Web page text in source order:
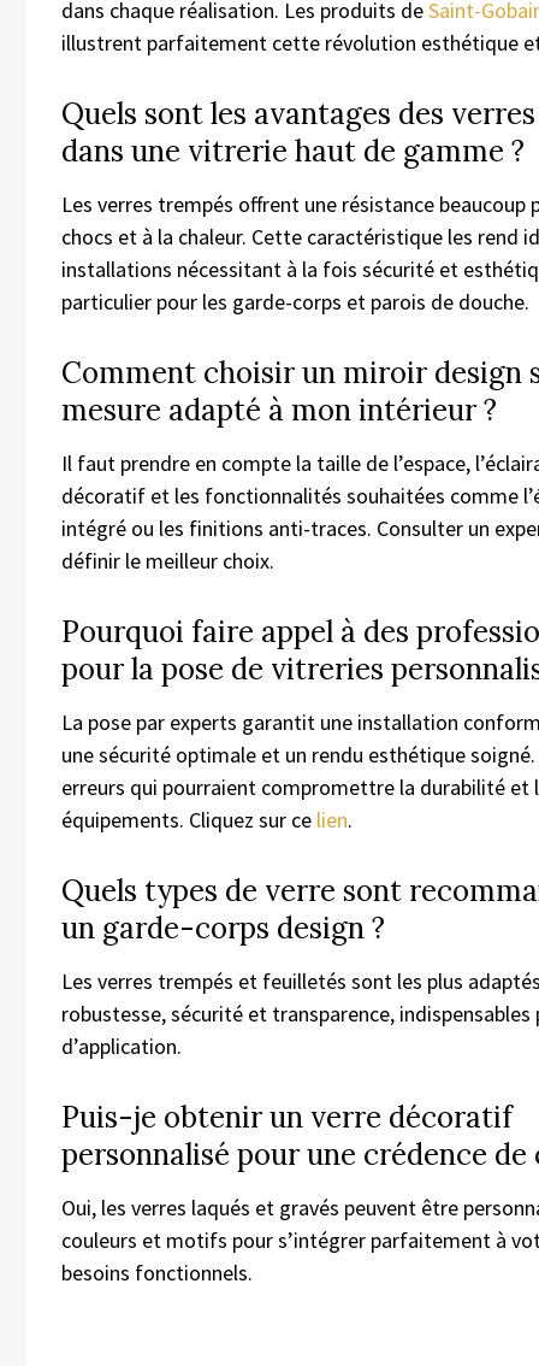
dans chaque réalisation. Les produits deSaint-
illustrent parfaitement cette révolution esthétique
Quels sont les avantages des
dans une vitrerie haut de gamme ?
Les verres trempés offrent une résistance beaucoup
chocs et à la chaleur. Cette caractéristique les rend
installations nécessitant à la fois sécurité et
particulier pour les garde-corps et parois de douche.
Comment choisir un miroir design
mesure adapté à mon intérieur ?
Il faut prendre en compte la taille de l’espace,
décoratif et les fonctionnalités souhaitées comme
intégré ou les finitions anti-traces. Consulter un
définir le meilleur choix.
Pourquoi faire appel à des
pour la pose de vitreries
La pose par experts garantit une installation
une sécurité optimale et un rendu esthétique soigné.
erreurs qui pourraient compromettre la durabilité et
équipements. Cliquez sur ce lien.
Quels types de verre sont
un garde-corps design ?
Les verres trempés et feuilletés sont les plus
robustesse, sécurité et transparence, indispensables
d’application.
Puis-je obtenir un verre décoratif
personnalisé pour une crédence de
Oui, les verres laqués et gravés peuvent être
couleurs et motifs pour s’intégrer parfaitement à
besoins fonctionnels.